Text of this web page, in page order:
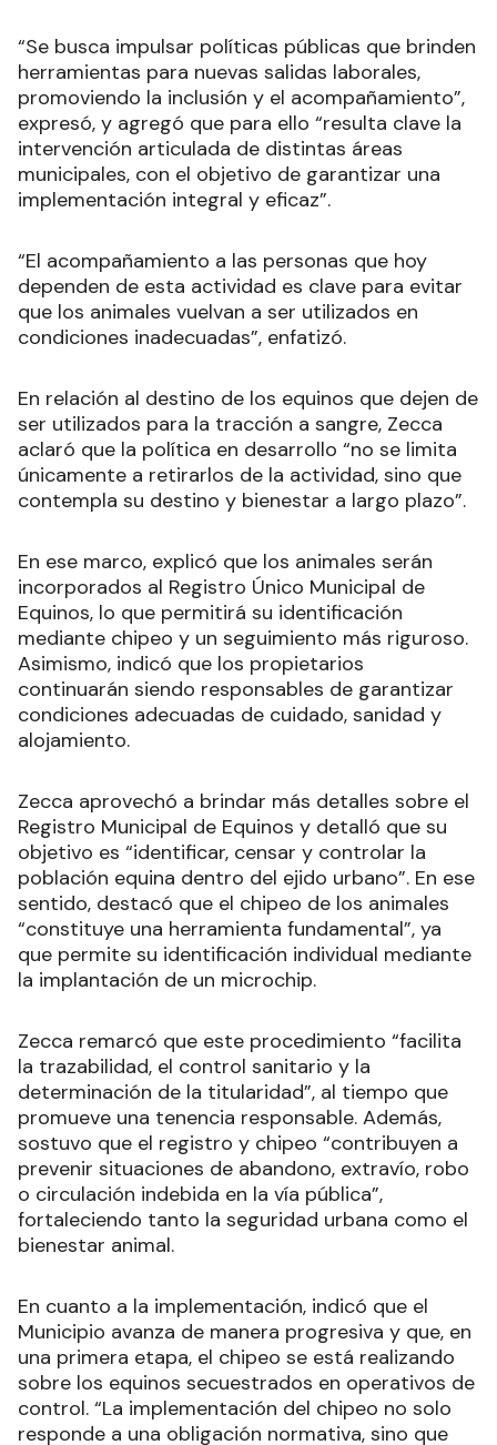
“Se busca impulsar políticas públicas que brinden
herramientas para nuevas salidas laborales,
promoviendo la inclusión y el acompañamiento”,
expresó, y agregó que para ello “resulta clave la
intervención articulada de distintas áreas
municipales, con el objetivo de garantizar una
implementación integral y eficaz”.
“El acompañamiento a las personas que hoy
dependen de esta actividad es clave para evitar
que los animales vuelvan a ser utilizados en
condiciones inadecuadas”, enfatizó.
En relación al destino de los equinos que dejen de
ser utilizados para la tracción a sangre, Zecca
aclaró que la política en desarrollo “no se limita
únicamente a retirarlos de la actividad, sino que
contempla su destino y bienestar a largo plazo”.
En ese marco, explicó que los animales serán
incorporados al Registro Único Municipal de
Equinos, lo que permitirá su identificación
mediante chipeo y un seguimiento más riguroso.
Asimismo, indicó que los propietarios
continuarán siendo responsables de garantizar
condiciones adecuadas de cuidado, sanidad y
alojamiento.
Zecca aprovechó a brindar más detalles sobre el
Registro Municipal de Equinos y detalló que su
objetivo es “identificar, censar y controlar la
población equina dentro del ejido urbano”. En ese
sentido, destacó que el chipeo de los animales
“constituye una herramienta fundamental”, ya
que permite su identificación individual mediante
la implantación de un microchip.
Zecca remarcó que este procedimiento “facilita
la trazabilidad, el control sanitario y la
determinación de la titularidad”, al tiempo que
promueve una tenencia responsable. Además,
sostuvo que el registro y chipeo “contribuyen a
prevenir situaciones de abandono, extravío, robo
o circulación indebida en la vía pública”,
fortaleciendo tanto la seguridad urbana como el
bienestar animal.
En cuanto a la implementación, indicó que el
Municipio avanza de manera progresiva y que, en
una primera etapa, el chipeo se está realizando
sobre los equinos secuestrados en operativos de
control. “La implementación del chipeo no solo
responde a una obligación normativa, sino que